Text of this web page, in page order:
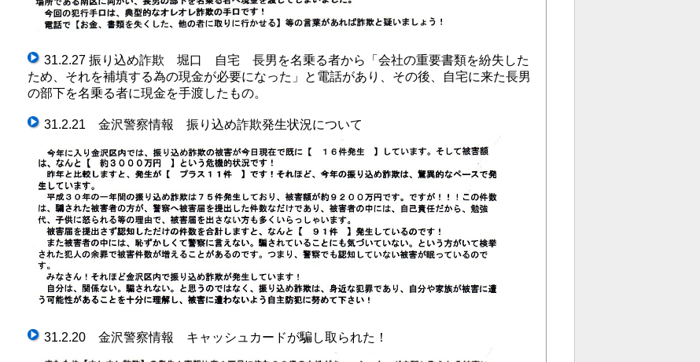
31.2.27 振り込め詐欺 堀口 自宅 長男を名乗る者から「会社の重要書類を紛失した
ため、それを補填する為の現金が必要になった」と電話があり、その後、自宅に来た長男
の部下を名乗る者に現金を手渡したもの。
31.2.21 金沢警察情報 振り込め詐欺発生状況について
31.2.20 金沢警察情報 キャッシュカードが騙し取られた！